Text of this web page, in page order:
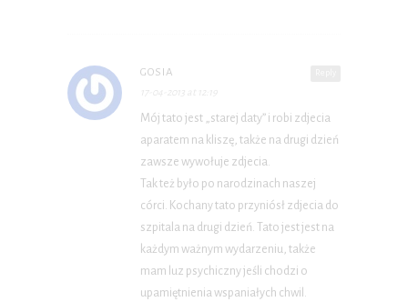
GOSIA
Mój tato jest „starej daty” i robi zdjecia
aparatem na kliszę, także na drugi dzień
zawsze wywołuje zdjecia.
Tak też było po narodzinach naszej
córci. Kochany tato przyniósł zdjecia do
szpitala na drugi dzień. Tato jest jest na
każdym ważnym wydarzeniu, także
mam luz psychiczny jeśli chodzi o
upamiętnienia wspaniałych chwil.